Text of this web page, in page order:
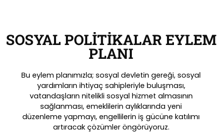
SOSYAL POLİTİKALAR EYLEM
PLANI
Bu eylem planımızla; sosyal devletin gereği, sosyal
yardımların ihtiyaç sahipleriyle buluşması,
vatandaşların nitelikli sosyal hizmet almasının
sağlanması, emeklilerin aylıklarında yeni
düzenleme yapmayı, engellilerin iş gücüne katılımı
artıracak çözümler öngörüyoruz.